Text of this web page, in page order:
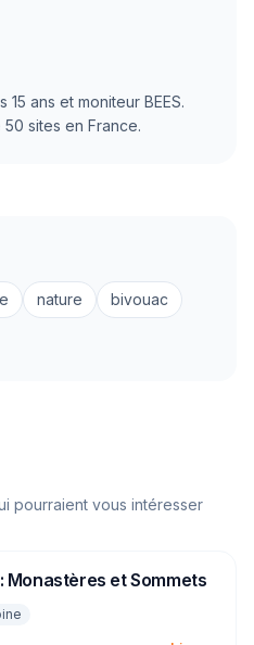
ans et moniteur BEES.
sites en France.
nature
bivouac
pourraient vous intéresser
Monastères et Sommets